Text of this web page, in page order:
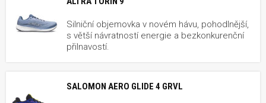
Silniční objemovka v novém hávu, pohodlnější,
s větší návratností energie a bezkonkurenční
přilnavostí.
SALOMON AERO GLIDE 4 GRVL